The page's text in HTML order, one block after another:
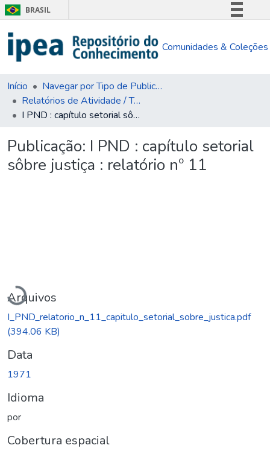
BRASIL
Comunica BR
Acesso à informação
Comunidades & Coleções
Início
Navegar por Tipo de Publicação
Relatórios de Atividade / Técnicos
I PND : capítulo setorial sôbre justiça : relatório nº 11
Publicação: I PND : capítulo setorial
sôbre justiça : relatório nº 11
Carregando...
Arquivos
I_PND_relatorio_n_11_capitulo_setorial_sobre_justica.pdf
(394.06 KB)
Data
1971
Idioma
por
Cobertura espacial